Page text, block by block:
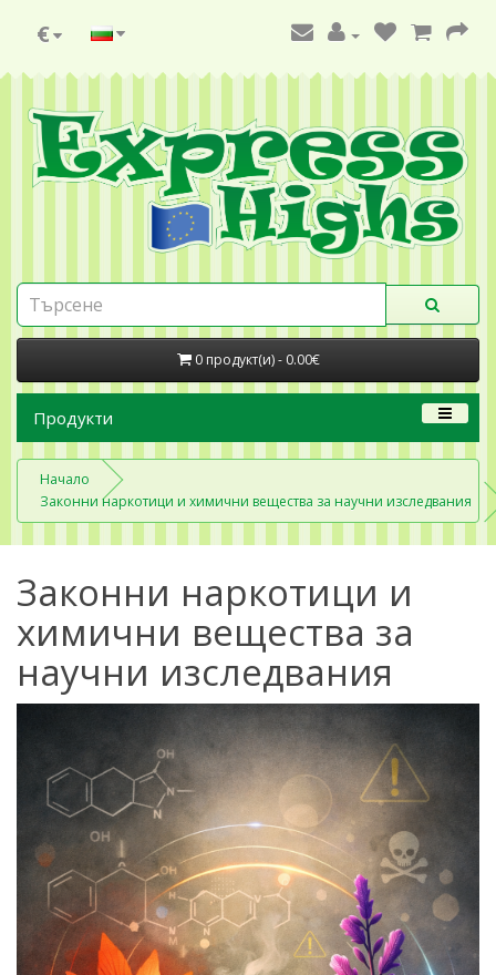
€
0 продукт(и) - 0.00€
Продукти
Начало
Законни наркотици и химични вещества за научни изследвания
Законни наркотици и
химични вещества за
научни изследвания